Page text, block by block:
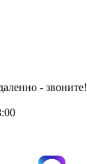
- звоните!